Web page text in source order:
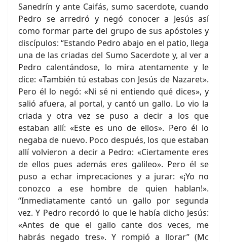
Sanedrín y ante Caifás, sumo sacerdote, cuando
Pedro se arredró y negó conocer a Jesús así
como formar parte del grupo de sus apóstoles y
discípulos: “Estando Pedro abajo en el patio, llega
una de las criadas del Sumo Sacerdote y, al ver a
Pedro calentándose, lo mira atentamente y le
dice: «También tú estabas con Jesús de Nazaret».
Pero él lo negó: «Ni sé ni entiendo qué dices», y
salió afuera, al portal, y cantó un gallo. Lo vio la
criada y otra vez se puso a decir a los que
estaban allí: «Este es uno de ellos». Pero él lo
negaba de nuevo. Poco después, los que estaban
allí volvieron a decir a Pedro: «Ciertamente eres
de ellos pues además eres galileo». Pero él se
puso a echar imprecaciones y a jurar: «¡Yo no
conozco a ese hombre de quien hablan!».
“Inmediatamente cantó un gallo por segunda
vez. Y Pedro recordó lo que le había dicho Jesús:
«Antes de que el gallo cante dos veces, me
habrás negado tres». Y rompió a llorar” (Mc